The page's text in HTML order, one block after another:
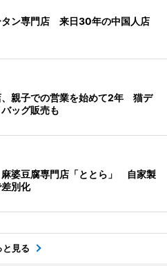
タン専門店 来日30年の中国人店
、親子での営業を始めて2年 猫デ
ッグ販売も
麻婆豆腐専門店「ととら」 自家製
別化
と見る